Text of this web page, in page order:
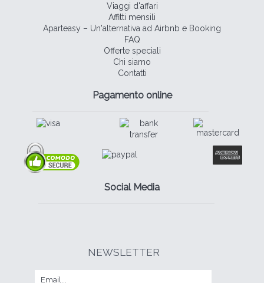
Viaggi d'affari
Affitti mensili
Aparteasy – Un'alternativa ad Airbnb e Booking
FAQ
Offerte speciali
Chi siamo
Contatti
Pagamento online
Social Media
NEWSLETTER